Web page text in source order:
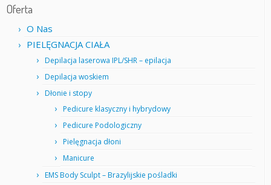
Oferta
O Nas
PIELĘGNACJA CIAŁA
Depilacja laserowa IPL/SHR – epilacja
Depilacja woskiem
Dłonie i stopy
Pedicure klasyczny i hybrydowy
Pedicure Podologiczny
Pielęgnacja dłoni
Manicure
EMS Body Sculpt – Brazylijskie pośladki